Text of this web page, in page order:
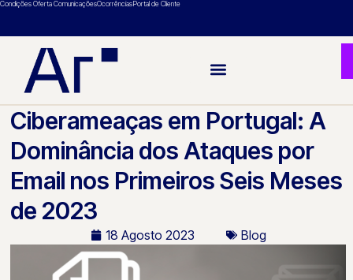
Condições Oferta ComunicaçõesOcorrênciasPortal de Cliente
Ciberameaças em Portugal: A
Dominância dos Ataques por
Email nos Primeiros Seis Meses
de 2023
18 Agosto 2023 Blog